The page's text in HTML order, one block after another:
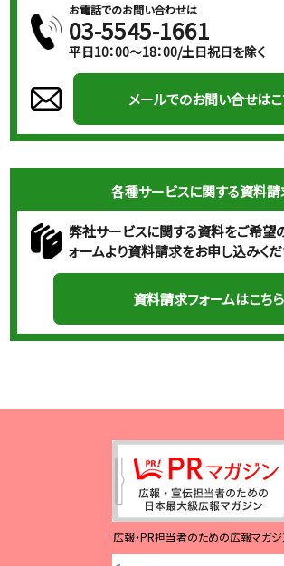
お電話でのお問い合わせは
03-5545-1661
平日10：00～18：00/土日祝日を除く
メールでのお問い合せは
各種サービスに関する資料
弊社サービスに関する資料をご希望
ォームより資料請求をお申し込みくだ
資料請求フォームはこち
広報・PR担当者のための広報マガジ